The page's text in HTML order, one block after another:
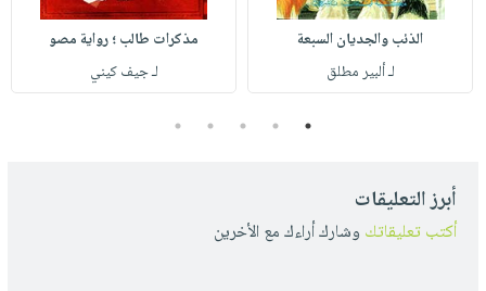
الذئب والجديان السبعة
لـ ألبير مطلق
مذكرات طالب ؛ رواية مصو
لـ جيف كيني
1
2
3
4
5
أبرز التعليقات
أكتب تعليقاتك وشارك أراءك مع الأخرين